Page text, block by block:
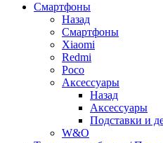
Смартфоны
Назад
Смартфоны
Xiaomi
Redmi
Poco
Аксессуары
Назад
Аксессуары
Подставки и
W&O